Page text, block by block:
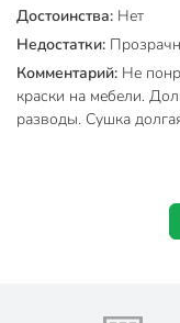
Модель
Вес в упаковке
Габариты упаковки
Достоинства: Нет
Недостатки:
Комментарий: Не
краски на мебели.
разводы. Сушка